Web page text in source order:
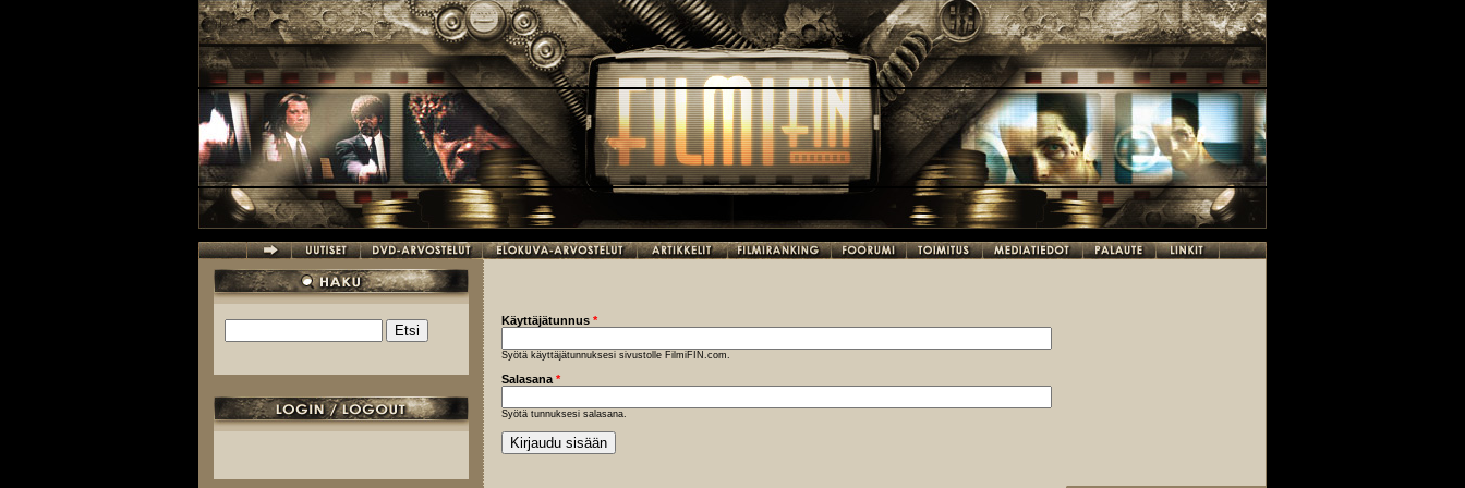
Hakulomake
Käyttäjätunnus *
Syötä käyttäjätunnuksesi sivustolle FilmiFIN.com.
Salasana *
Syötä tunnuksesi salasana.